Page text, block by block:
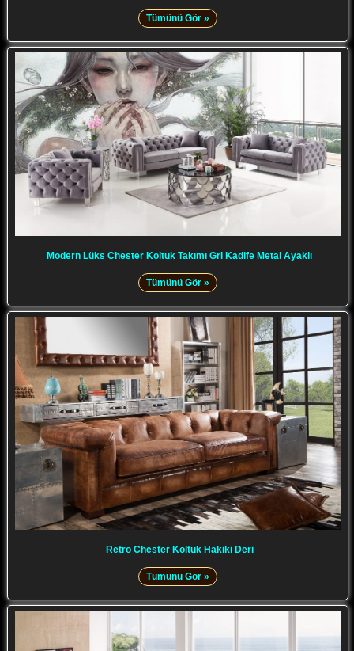
Tümünü Gör »
Modern Lüks Chester Koltuk Takımı Gri Kadife Metal Ayaklı
Tümünü Gör »
Retro Chester Koltuk Hakiki Deri
Tümünü Gör »